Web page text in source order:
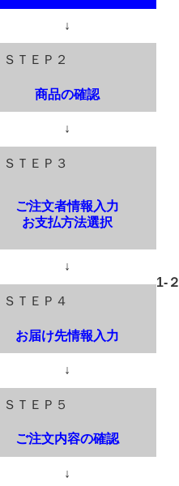
1-２
↓
ＳＴＥＰ２
商品の確認
↓
ＳＴＥＰ３
ご注文者情報入力
お支払方法選択
↓
ＳＴＥＰ４
お届け先情報入力
↓
ＳＴＥＰ５
ご注文内容の確認
↓